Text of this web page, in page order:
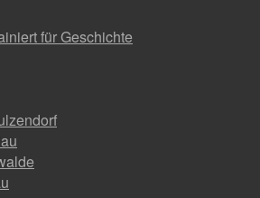
für Geschichte